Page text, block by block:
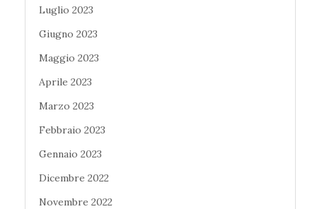
Luglio 2023
Giugno 2023
Maggio 2023
Aprile 2023
Marzo 2023
Febbraio 2023
Gennaio 2023
Dicembre 2022
Novembre 2022